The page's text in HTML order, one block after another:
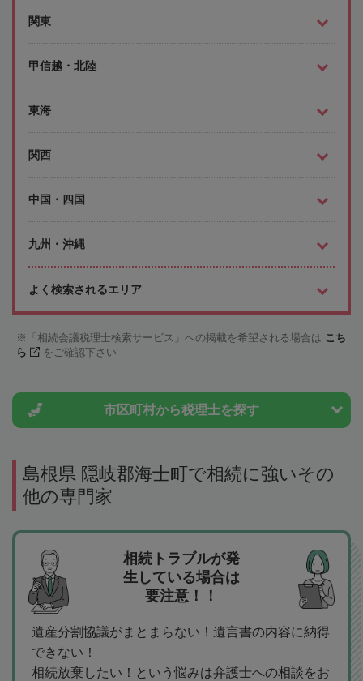
関東
甲信越・北陸
東海
関西
中国・四国
九州・沖縄
よく検索されるエリア
「相続会議税理士検索サービス」への掲載を希望される場合は こち
ら
をご確認下さい
市区町村から税理士を探す
島根県 隠岐郡海士町で相続に強いその
他の専門家
相続トラブルが発
生している場合は
要注意！！
遺産分割協議がまとまらない！遺言書の内容に納得
できない！
相続放棄したい！という悩みは弁護士への相談をお